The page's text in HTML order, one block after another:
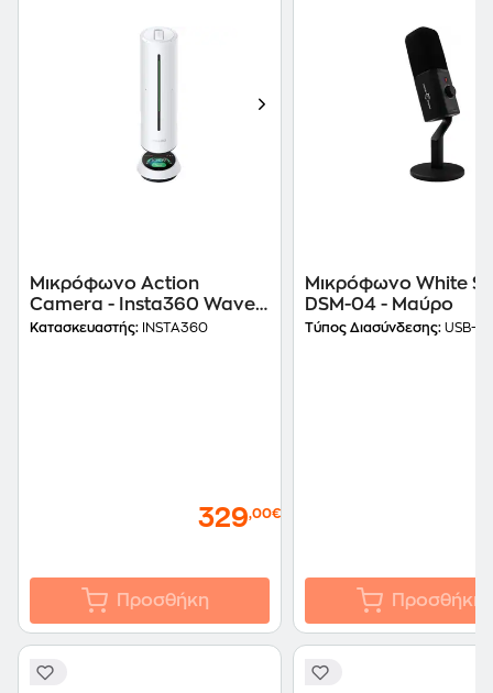
Μικρόφωνο Action
Camera - Insta360 Wave
Mic White
Κατασκευαστής: INSTA360
329,00€
Προσθήκη
Μικρόφωνο White
DSM-04 - Μαύρο
Τύπος Διασύνδεσης: USB-C
Προσθήκη